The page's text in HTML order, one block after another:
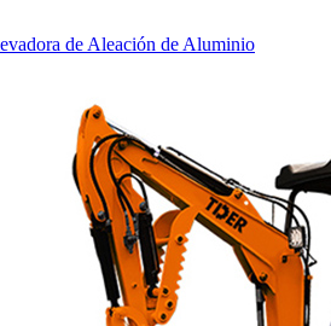
de Aleación de Aluminio